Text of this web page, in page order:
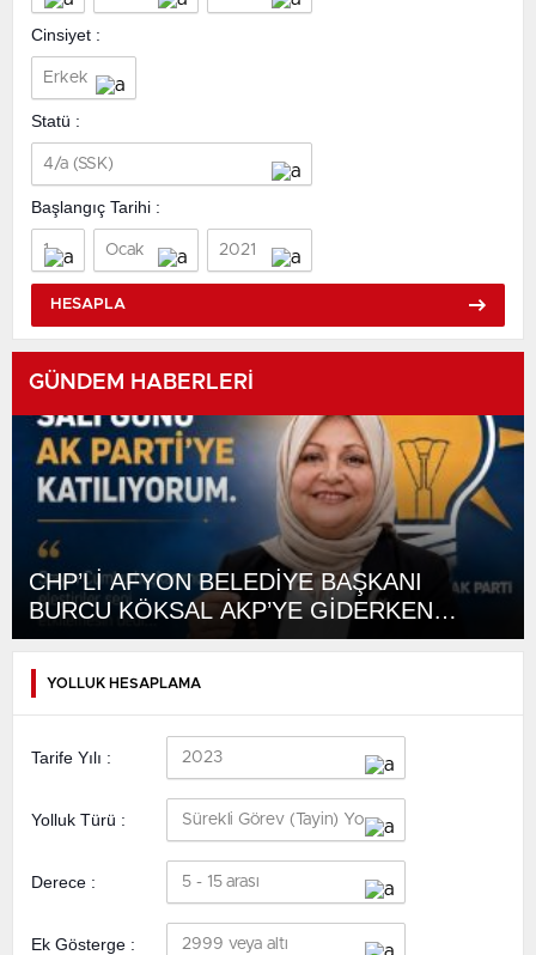
Cinsiyet :
Statü :
Başlangıç Tarihi :
HESAPLA
GÜNDEM HABERLERİ
CHP’Lİ AFYON BELEDİYE BAŞKANI
BURCU KÖKSAL AKP’YE GİDERKEN
BELEDİYEYİ DE GÖTÜRÜYOR!
YOLLUK HESAPLAMA
Tarife Yılı :
Yolluk Türü :
Derece :
Ek Gösterge :